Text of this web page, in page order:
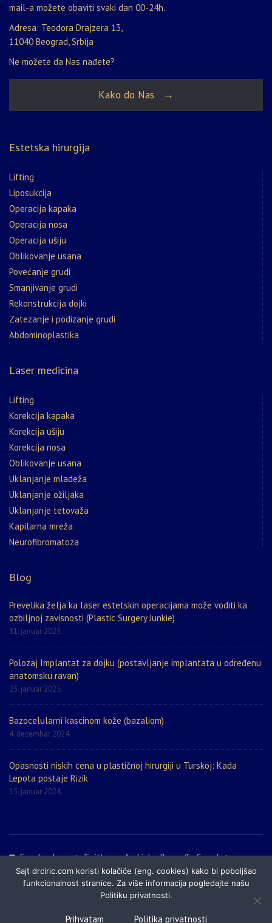
mail-a možete obaviti svaki dan 00-24h.
Adresa: Teodora Drajzera 13,
11040 Beograd, Srbija
Ne možete da Nas nađete?
Kako do Nas →
Estetska hirurgija
Lifting
Liposukcija
Operacija kapaka
Operacija nosa
Operacija ušiju
Oblikovanje usana
Povećanje grudi
Smanjivanje grudi
Rekonstrukcija dojki
Zatezanje i podizanje grudi
Abdominoplastika
Laser medicina
Lifting
Korekcija kapaka
Korekcija ušiju
Korekcija nosa
Oblikovanje usana
Uklanjanje mladeža
Uklanjanje ožiljaka
Uklanjanje tetovaža
Kapilarna mreža
Neurofibromatoza
Blog
Prevelika želja ka laser estetskin operacijama može voditi ka
ozbiljnoj zavisnosti (Plastic Surgery Junkie)
31. januar 2025.
Polozaj Implantat za dojku (postavljanje implantata u određenu
anatomsku ravan)
23. januar 2025.
Bazocelularni kascinom kože (bazaliom)
4. decembar 2024.
Opasnosti niskih cena u plastičnoj hirurgiji u Turskoj: Kada
Lepota postaje Rizik
15. januar 2024.
Facebook Twitter LinkedIn
Google+
Politika privatnosti
Prijatelji sajta Mapa sajta
Sajt drciric.com koristi kolačiće (eng. cookies) kako bi poboljšao
funkcionalnost stranice. Za više informacija pogledajte našu
Politiku privatnosti.
Prihvatam Politika privatnosti